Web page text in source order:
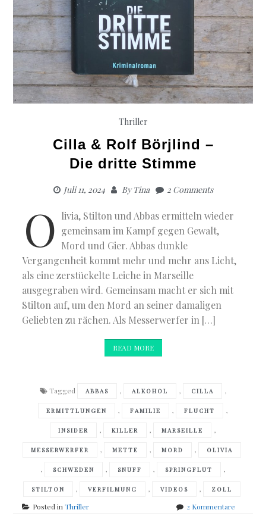
Thriller
Cilla & Rolf Börjlind –
Die dritte Stimme
Juli 11, 2024 ByTina 2 Comments
O livia, Stilton und Abbas ermitteln wieder
gemeinsam im Kampf gegen Gewalt,
Mord und Gier. Abbas dunkle
Vergangenheit kommt mehr und mehr ans Licht,
als eine zerstückelte Leiche in Marseille
ausgegraben wird. Gemeinsam macht er sich mit
Stilton auf, um den Mord an seiner damaligen
Geliebten zu rächen. Als Messerwerfer in […]
READ MORE
Tagged ABBAS , ALKOHOL , CILLA ,
ERMITTLUNGEN , FAMILIE , FLUCHT ,
INSIDER , KILLER , MARSEILLE ,
MESSERWERFER , METTE , MORD , OLIVIA
, SCHWEDEN , SNUFF , SPRINGFLUT ,
STILTON , VERFILMUNG , VIDEOS , ZOLL
Posted inThriller 2 Kommentarezu